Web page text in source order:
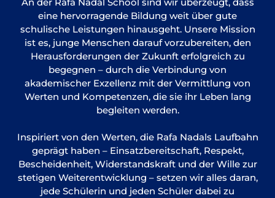
of Technology
eine hervorragende Bildung weit über gute
schulische Leistungen hinausgeht. Unsere Mission
ist es, junge Menschen darauf vorzubereiten, den
Herausforderungen der Zukunft erfolgreich zu
begegnen – durch die Verbindung von
akademischer Exzellenz mit der Vermittlung von
Werten und Kompetenzen, die sie ihr Leben lang
begleiten werden.
Inspiriert von den Werten, die Rafa Nadals Laufbahn
geprägt haben – Einsatzbereitschaft, Respekt,
Bescheidenheit, Widerstandskraft und der Wille zur
stetigen Weiterentwicklung – setzen wir alles daran,
jede Schülerin und jeden Schüler dabei zu